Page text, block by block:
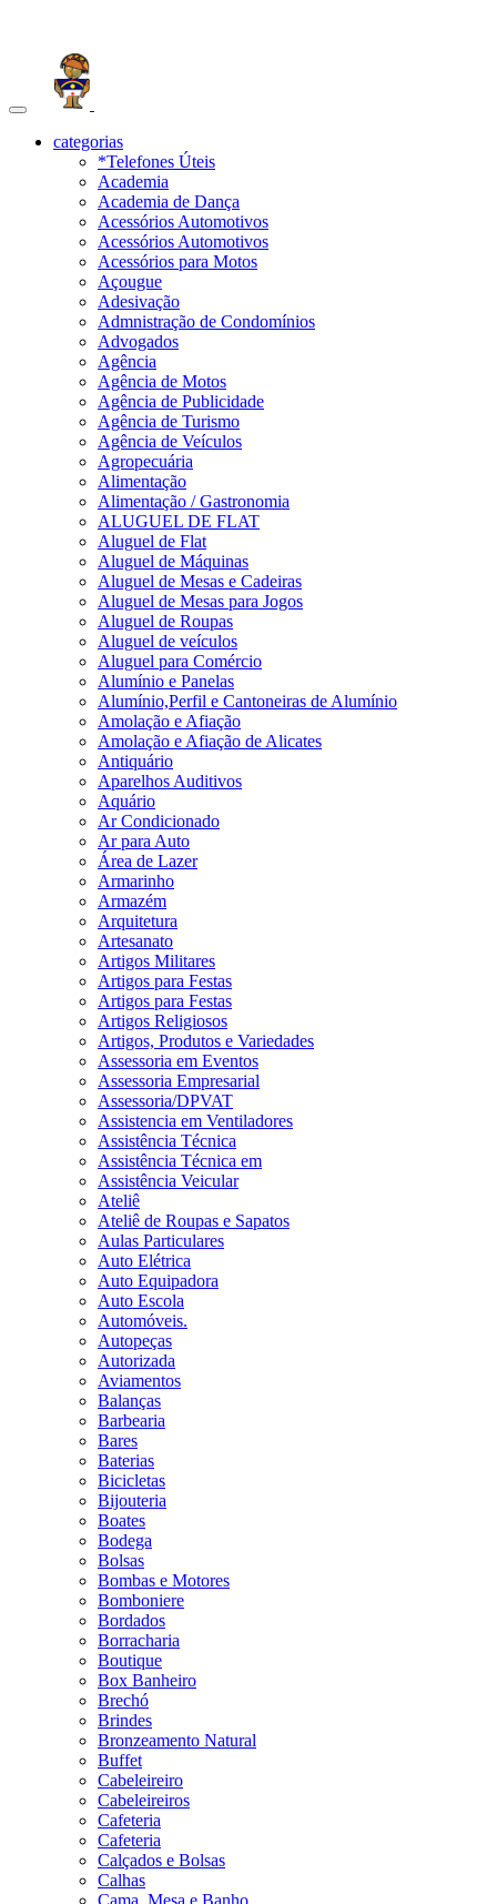
Toggle
navigationcategorias
*Telefones Úteis
Academia
Academia de Dança
Acessórios Automotivos
Acessórios Automotivos
Acessórios para Motos
Açougue
Adesivação
Admnistração de Condomínios
Advogados
Agência
Agência de Motos
Agência de Publicidade
Agência de Turismo
Agência de Veículos
Agropecuária
Alimentação
Alimentação / Gastronomia
ALUGUEL DE FLAT
Aluguel de Flat
Aluguel de Máquinas
Aluguel de Mesas e Cadeiras
Aluguel de Mesas para Jogos
Aluguel de Roupas
Aluguel de veículos
Aluguel para Comércio
Alumínio e Panelas
Alumínio,Perfil e Cantoneiras de Alumínio
Amolação e Afiação
Amolação e Afiação de Alicates
Antiquário
Aparelhos Auditivos
Aquário
Ar Condicionado
Ar para Auto
Área de Lazer
Armarinho
Armazém
Arquitetura
Artesanato
Artigos Militares
Artigos para Festas
Artigos para Festas
Artigos Religiosos
Artigos, Produtos e Variedades
Assessoria em Eventos
Assessoria Empresarial
Assessoria/DPVAT
Assistencia em Ventiladores
Assistência Técnica
Assistência Técnica em
Assistência Veicular
Ateliê
Ateliê de Roupas e Sapatos
Aulas Particulares
Auto Elétrica
Auto Equipadora
Auto Escola
Automóveis.
Autopeças
Autorizada
Aviamentos
Balanças
Barbearia
Bares
Baterias
Bicicletas
Bijouteria
Boates
Bodega
Bolsas
Bombas e Motores
Bomboniere
Bordados
Borracharia
Boutique
Box Banheiro
Brechó
Brindes
Bronzeamento Natural
Buffet
Cabeleireiro
Cabeleireiros
Cafeteria
Cafeteria
Calçados e Bolsas
Calhas
Cama, Mesa e Banho